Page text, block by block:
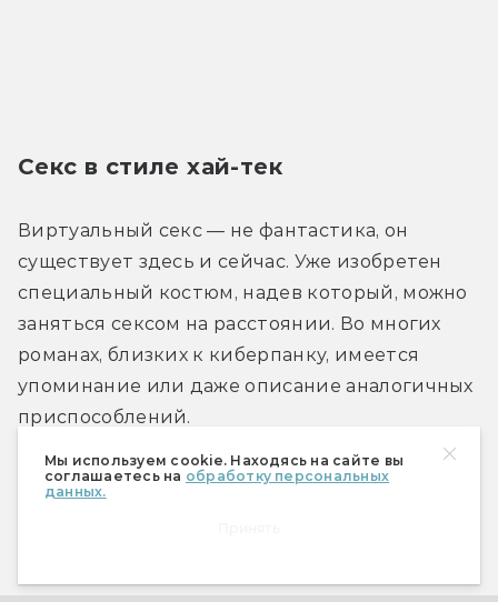
Мы используем cookie. Находясь на сайте вы
соглашаетесь на обработку персональных
данных.
Секс в стиле хай-тек
Виртуальный секс — не фантастика, он
существует здесь и сейчас. Уже изобретен
специальный костюм, надев который, можно
заняться сексом на расстоянии. Во многих
романах, близких к киберпанку, имеется
упоминание или даже описание аналогичных
приспособлений.
Господство виртуального секса, когда любовь